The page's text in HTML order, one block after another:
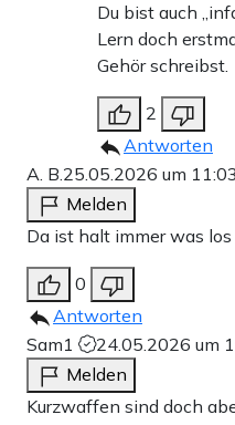
Du bist auch
Lern doch
Gehör schreibst.
2
Antworten
A. B.25.05.2026 um
Melden
Da ist halt immer was los
0
Antworten
Sam1
24.05.2026 um
Melden
Kurzwaffen sind doch